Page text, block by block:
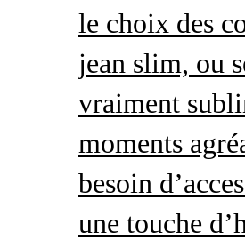
le choix des
jean slim, ou
vraiment
moments
besoin
une touche